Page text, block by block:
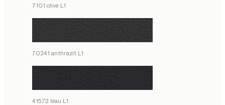
7101 olive L1
70241 anthrazit L1
41573 blau L1